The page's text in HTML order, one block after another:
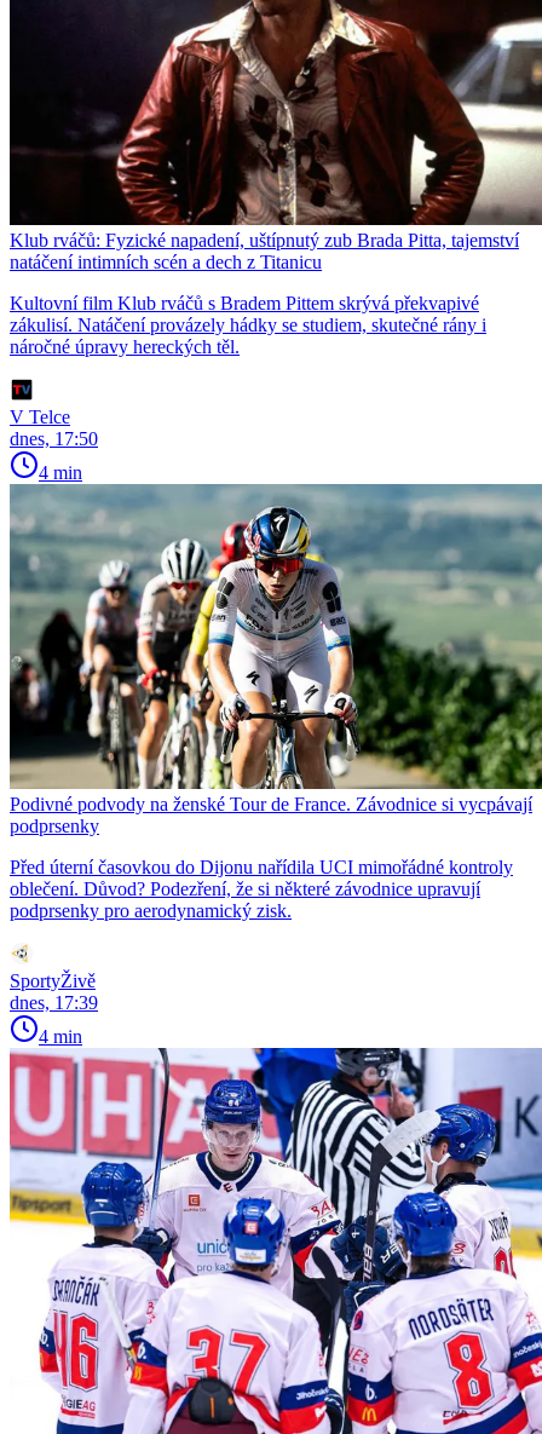
Klub rváčů: Fyzické napadení, uštípnutý zub Brada Pitta, tajemství
natáčení intimních scén a dech z Titanicu
Kultovní film Klub rváčů s Bradem Pittem skrývá překvapivé
zákulisí. Natáčení provázely hádky se studiem, skutečné rány i
náročné úpravy hereckých těl.
V Telce
dnes, 17:50
4 min
Podivné podvody na ženské Tour de France. Závodnice si vycpávají
podprsenky
Před úterní časovkou do Dijonu nařídila UCI mimořádné kontroly
oblečení. Důvod? Podezření, že si některé závodnice upravují
podprsenky pro aerodynamický zisk.
SportyŽivě
dnes, 17:39
4 min